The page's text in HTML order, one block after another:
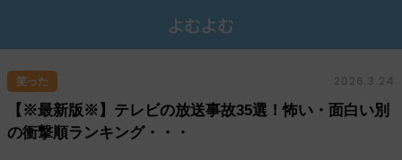
笑った 2026.3.24
【※最新版※】テレビの放送事故35選！怖い・面白い別
の衝撃順ランキング・・・